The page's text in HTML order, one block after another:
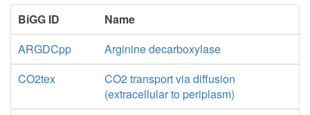
BiGG ID
Name
ARGDCpp
Arginine decarboxylase
CO2tex
CO2 transport via diffusion
(extracellular to periplasm)